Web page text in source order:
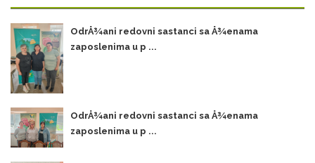
OdrÅ¾ani redovni sastanci sa Å¾enama
zaposlenima u p ...
OdrÅ¾ani redovni sastanci sa Å¾enama
zaposlenima u p ...